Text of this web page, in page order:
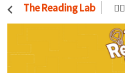
The Reading Lab